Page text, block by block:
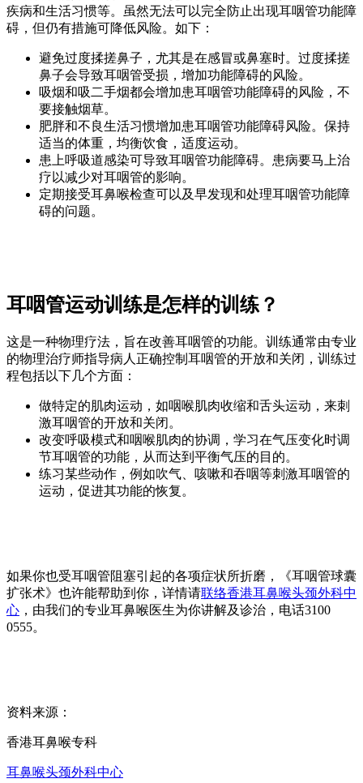
疾病和生活习惯等。虽然无法可以完全防止出现耳咽管功能障
碍，但仍有措施可降低风险。如下：
避免过度揉搓鼻子，尤其是在感冒或鼻塞时。过度揉搓
鼻子会导致耳咽管受损，增加功能障碍的风险。
吸烟和吸二手烟都会增加患耳咽管功能障碍的风险，不
要接触烟草。
肥胖和不良生活习惯增加患耳咽管功能障碍风险。保持
适当的体重，均衡饮食，适度运动。
患上呼吸道感染可导致耳咽管功能障碍。患病要马上治
疗以减少对耳咽管的影响。
定期接受耳鼻喉检查可以及早发现和处理耳咽管功能障
碍的问题。
耳咽管运动训练是怎样的训练？
这是一种物理疗法，旨在改善耳咽管的功能。训练通常由专业
的物理治疗师指导病人正确控制耳咽管的开放和关闭，训练过
程包括以下几个方面：
做特定的肌肉运动，如咽喉肌肉收缩和舌头运动，来刺
激耳咽管的开放和关闭。
改变呼吸模式和咽喉肌肉的协调，学习在气压变化时调
节耳咽管的功能，从而达到平衡气压的目的。
练习某些动作，例如吹气、咳嗽和吞咽等刺激耳咽管的
运动，促进其功能的恢复。
如果你也受耳咽管阻塞引起的各项症状所折磨，《耳咽管球囊
扩张术》也许能帮助到你，详情请联络香港耳鼻喉头颈外科中
心 ，由我们的专业耳鼻喉医生为你讲解及诊治，电话3100
0555。
资料来源：
香港耳鼻喉专科
耳鼻喉头颈外科中心